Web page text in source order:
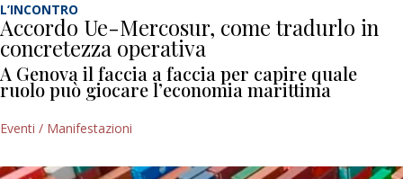
L’INCONTRO
Accordo Ue-Mercosur, come tradurlo in
concretezza operativa
A Genova il faccia a faccia per capire quale
ruolo può giocare l’economia marittima
Eventi / Manifestazioni